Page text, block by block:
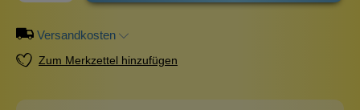
Versandkosten
Zum Merkzettel hinzufügen